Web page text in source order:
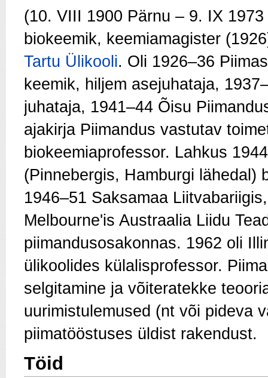
(10. VIII 1900 Pärnu – 9. IX
biokeemik, keemiamagister
Tartu Ülikooli. Oli 1926–36
keemik, hiljem asejuhataja,
juhataja, 1941–44 Õisu
ajakirja Piimandus vastutav
biokeemiaprofessor. Lahkus
(Pinnebergis, Hamburgi lähedal)
1946–51 Saksamaa
Melbourne'is Austraalia Liidu
piimandusosakonnas. 1962 oli
ülikoolides külalisprofessor.
selgitamine ja võiteratekke
uurimistulemused (nt või pideva
piimatööstuses üldist rakendust.
Töid